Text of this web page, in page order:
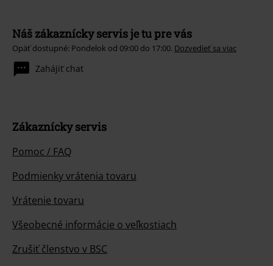
Náš zákaznícky servis je tu pre vás
Opäť dostupné: Pondelok od 09:00 do 17:00. Dozvedieť sa viac
Zahájiť chat
Zákaznícky servis
Pomoc / FAQ
Podmienky vrátenia tovaru
Vrátenie tovaru
Všeobecné informácie o veľkostiach
Zrušiť členstvo v BSC